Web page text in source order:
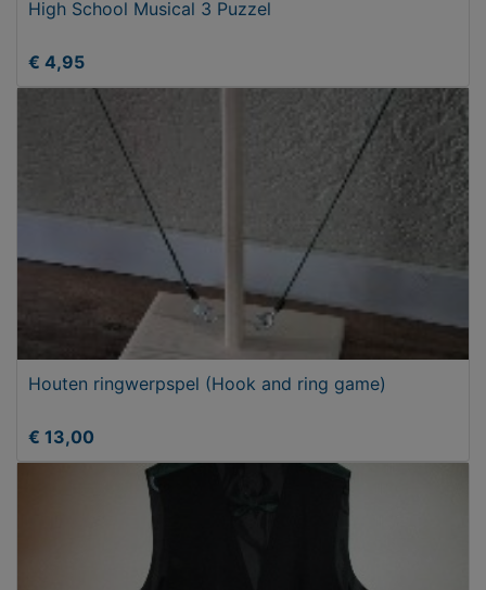
High School Musical 3 Puzzel
€ 4,95
Houten ringwerpspel (Hook and ring game)
€ 13,00